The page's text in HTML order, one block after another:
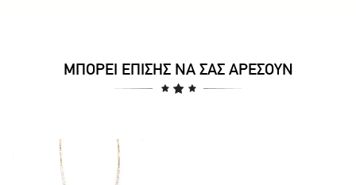
ΜΠΟΡΕΊ ΕΠΊΣΗΣ ΝΑ ΣΑΣ ΑΡΈΣΟΥΝ